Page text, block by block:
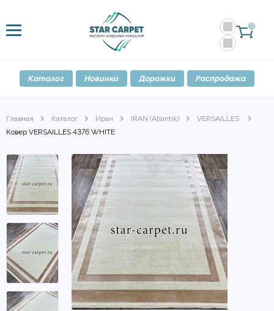
0
Каталог Новинки Дорожки Распродажа
Главная Каталог Иран IRAN (Atlantik)
VERSAILLES
Ковер VERSAILLES 4376 WHITE